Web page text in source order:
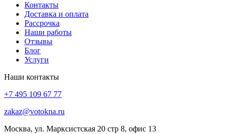
Контакты
Доставка и оплата
Рассрочка
Наши работы
Отзывы
Блог
Услуги
Наши контакты
+7 495 109 67 77
zakaz@votokna.ru
Москва, ул. Марксистская 20 стр 8, офис 13